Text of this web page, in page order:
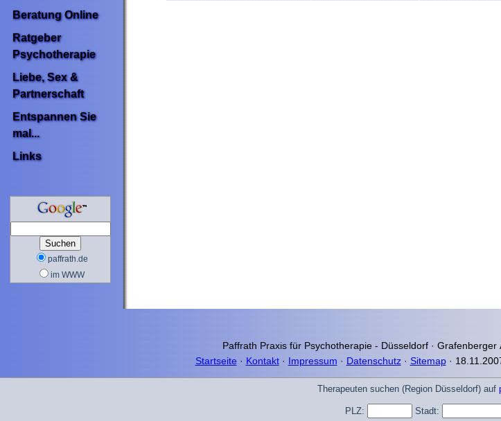
Beratung Online
Ratgeber
Psychotherapie
Liebe, Sex &
Partnerschaft
Entspannen Sie
mal...
Links
paffrath.de
im WWW
Paffrath Praxis für Psychotherapie - Düsseldorf · Grafenberger
Startseite · Kontakt· Impressum · Datenschutz· Sitemap·
Therapeuten suchen (Region Düsseldorf) auf
PLZ: Stadt: